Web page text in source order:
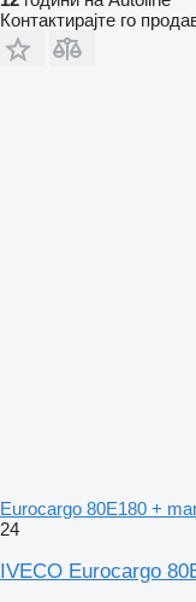
Контактирајте го
Eurocargo 80E180 +
24
IVECO Eurocargo